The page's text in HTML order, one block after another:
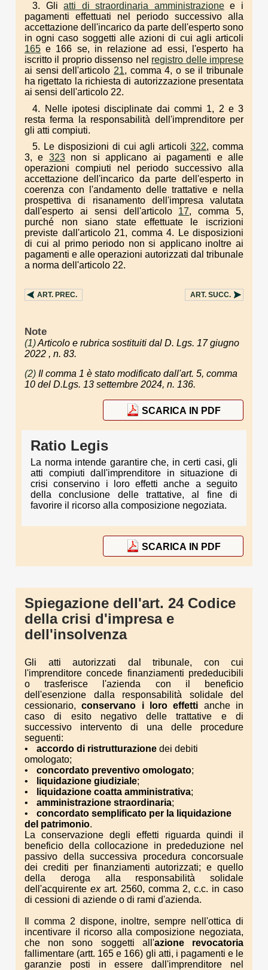
3. Gliatti di straordinaria amministrazionee i
pagamenti effettuati nel periodo successivo alla
accettazione dell'incarico da parte dell'esperto sono
in ogni caso soggetti alle azioni di cui agli articoli
165 e 166 se, in relazione ad essi, l'esperto ha
iscritto il proprio dissenso nel registro delle imprese
ai sensi dell'articolo 21, comma 4, o se il tribunale
ha rigettato la richiesta di autorizzazione presentata
ai sensi dell'articolo 22.
4. Nelle ipotesi disciplinate dai commi 1, 2 e 3
resta ferma la responsabilità dell'imprenditore per
gli atti compiuti.
5. Le disposizioni di cui agli articoli322, comma
3, e 323non si applicano ai pagamenti e alle
operazioni compiuti nel periodo successivo alla
accettazione dell'incarico da parte dell'esperto in
coerenza con l'andamento delle trattative e nella
prospettiva di risanamento dell'impresa valutata
dall'esperto ai sensi dell'articolo 17, comma 5,
purché non siano state effettuate le iscrizioni
previste dall'articolo 21, comma 4. Le disposizioni
di cui al primo periodo non si applicano inoltre ai
pagamenti e alle operazioni autorizzati dal tribunale
a norma dell'articolo 22.
ART. PREC. ART. SUCC.
Note
(1)Articolo e rubrica sostituiti dal D. Lgs. 17 giugno
2022 , n. 83.
(2) Il comma 1 è stato modificato dall'art. 5, comma
10 del D.Lgs. 13 settembre 2024, n. 136.
SCARICA IN PDF
Ratio Legis
La norma intende garantire che, in certi casi, gli
atti compiuti dall'imprenditore in situazione di
crisi conservino i loro effetti anche a seguito
della conclusione delle trattative, al fine di
favorire il ricorso alla composizione negoziata.
SCARICA IN PDF
Spiegazione dell'art. 24 Codice
della crisi d'impresa e
dell'insolvenza
Gli atti autorizzati dal tribunale, con cui
l'imprenditore concede finanziamenti prededucibili
o trasferisce l'azienda con il beneficio
dell'esenzione dalla responsabilità solidale del
cessionario,conservano i loro effetti anche in
caso di esito negativo delle trattative e di
successivo intervento di una delle procedure
seguenti:
accordo di ristrutturazione dei debiti
omologato;
concordato preventivo omologato;
liquidazione giudiziale;
liquidazione coatta amministrativa;
amministrazione straordinaria;
concordato semplificato per la liquidazione
del patrimonio.
La conservazione degli effetti riguarda quindi il
beneficio della collocazione in prededuzione nel
passivo della successiva procedura concorsuale
dei crediti per finanziamenti autorizzati; e quello
della deroga alla responsabilità solidale
dell'acquirente exart. 2560, comma 2, c.c. in caso
di cessioni di aziende o di rami d'azienda.
Il comma 2 dispone, inoltre, sempre nell'ottica di
incentivare il ricorso alla composizione negoziata,
che non sono soggetti all'azione revocatoria
fallimentare (artt. 165 e 166) gli atti, i pagamenti e le
garanzie posti in essere dall'imprenditore nel